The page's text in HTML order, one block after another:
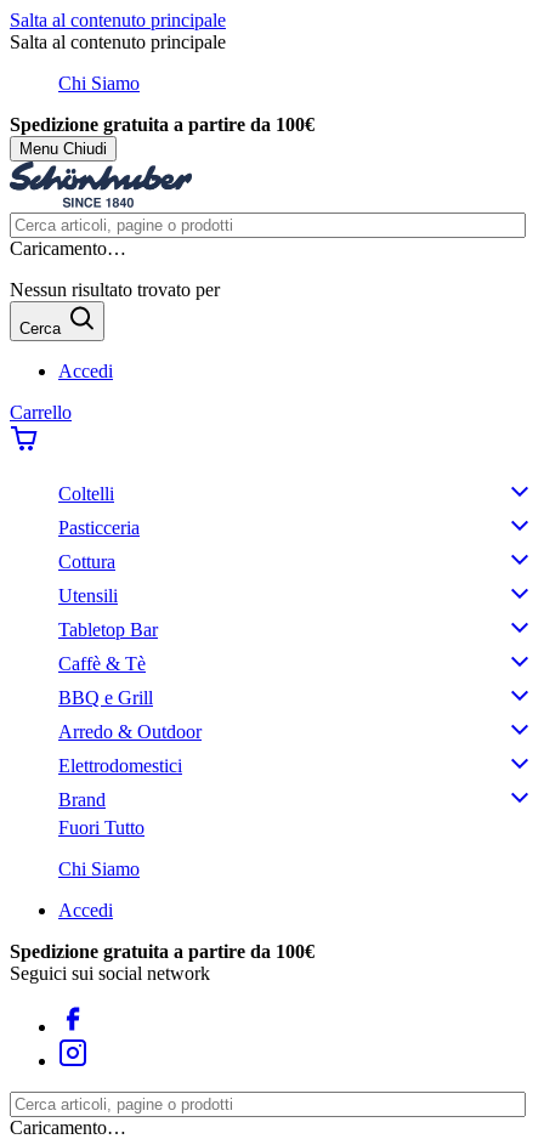
Salta al contenuto principale
Salta al contenuto principale
Chi Siamo
Spedizione gratuita a partire da 100€
Menu Chiudi
Caricamento…
Nessun risultato trovato per
Cerca
Accedi
Carrello
Coltelli
Pasticceria
Cottura
Utensili
Tabletop Bar
Caffè & Tè
BBQ e Grill
Arredo & Outdoor
Elettrodomestici
Brand
Fuori Tutto
Chi Siamo
Accedi
Spedizione gratuita a partire da 100€
Seguici sui social network
Caricamento…